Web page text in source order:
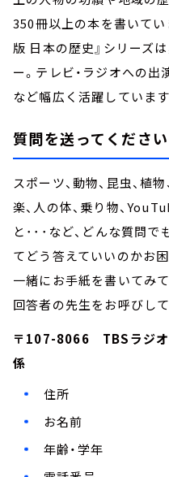
350冊以上の本を書いてい
版 日本の歴史』シリーズ
ー。テレビ・ラジオへの
など幅広く活躍しています
質問を送ってください
スポーツ、動物、昆虫、植
楽、人の体、乗り物、
と･･･など、どんな質問
てどう答えていいのかお
一緒にお手紙を書いてみ
回答者の先生をお呼びし
〒107-8066 TBSラジオ
係
住所
お名前
年齢・学年